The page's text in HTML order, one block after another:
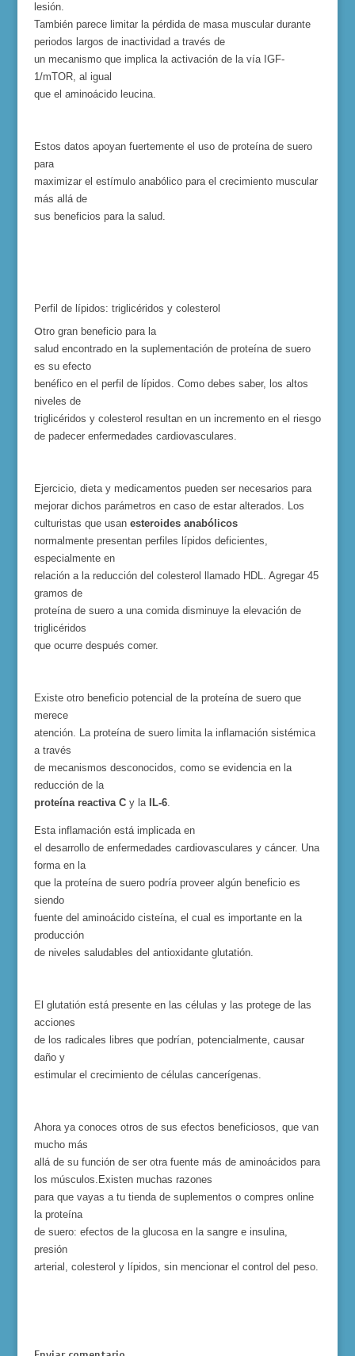
lesión.
También parece limitar la pérdida de masa muscular durante
periodos largos de inactividad a través de
un mecanismo que implica la activación de la vía IGF-
1/mTOR, al igual
que el aminoácido leucina.
Estos datos apoyan fuertemente el uso de proteína de suero
para
maximizar el estímulo anabólico para el crecimiento muscular
más allá de
sus beneficios para la salud.
Perfil de lípidos: triglicéridos y colesterol
Otro gran beneficio para la
salud encontrado en la suplementación de proteína de suero
es su efecto
benéfico en el perfil de lípidos. Como debes saber, los altos
niveles de
triglicéridos y colesterol resultan en un incremento en el riesgo
depadecer enfermedades cardiovasculares.
Ejercicio, dieta y medicamentos pueden ser necesarios para
mejorar dichos parámetros en caso de estar alterados. Los
culturistas que usan esteroides anabólicos
normalmente presentan perfiles lípidos deficientes,
especialmente en
relación a la reducción del colesterol llamado HDL. Agregar 45
gramos de
proteína de suero a una comida disminuye la elevación de
triglicéridos
que ocurre después comer.
Existe otro beneficio potencial de la proteína de suero que
merece
atención. La proteína de suero limita la inflamación sistémica
a través
de mecanismos desconocidos, como se evidencia en la
reducción de la
proteína reactiva Cy la IL-6.
Esta inflamación estáimplicada en
el desarrollo de enfermedades cardiovasculares y cáncer. Una
forma en la
que la proteína de suero podría proveer algún beneficio es
siendo
fuente del aminoácido cisteína, el cual es importante en la
producción
de niveles saludables del antioxidante glutatión.
El glutatión está presente en las células y las protege de las
acciones
de los radicales libres que podrían, potencialmente, causar
daño y
estimular el crecimiento de células cancerígenas.
Ahora ya conoces otros de sus efectos beneficiosos, que van
mucho más
allá de su función de ser otrafuente más de aminoácidos para
los músculos. Existen muchas razones
para que vayas a tu tienda de suplementos o compres online
la proteína
de suero: efectos de la glucosa en la sangre e insulina,
presión
arterial, colesterol y lípidos, sin mencionar el control del peso.